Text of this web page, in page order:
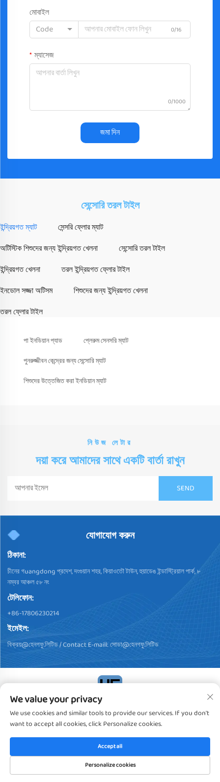
মোবাইল
Code
0/16
ম্যাসেজ
0/1000
জমা দিন
সেন্সোরি তরল টাইল
ইন্দ্রিয়গত ম্যাট সেন্সরি ফ্লোর ম্যাট
অটিস্টিক শিশুদের জন্য ইন্দ্রিয়গত খেলনা সেন্সোরি তরল টাইল
ইন্দ্রিয়গত খেলনা তরল ইন্দ্রিয়গত ফ্লোর টাইল
ইনডোল সজ্জা অটিসম শিশুদের জন্য ইন্দ্রিয়গত খেলনা
তরল ফ্লোর টাইল
পা ইনডিয়ান প্যাড
প্লেরুম সেনসরি ম্যাট
পুনরুজ্জীবন কেন্দ্রের জন্য সেন্সোরি ম্যাট
শিশুদের উত্তেজিত করা ইনডিয়ান ম্যাট
নিউজ লেটার
দয়া করে আমাদের সাথে একটি বার্তা রাখুন
যোগাযোগ করুন
ঠিকানা:
চীনের গuangdong প্রদেশ, দংগুয়ান শহর, কিয়াওতৌ টাউন, হুয়াডেঙ ইন্ডাস্ট্রিয়াল পার্ক, ৮
নম্বর আঞ্চল ৫৮ নং
টেলিফোন:
+86-17806230214
ইমেইল:
বিক্রয়@হেনগফু.লিটিড/ Contact E-maill:সোডা@হেনগফু.লিটিড
কপিরাইট © 2024, ডংগুয়ান হেন্গফু প্লাস্টিক প্রোডাক্টস কো., লিমিটেড। সব অধিকার
সংরক্ষিতগোপনীয়তা নীতি
We value your privacy
We use cookies and similar tools to provide our services. If you don't
want to accept all cookies, click Personalize cookies.
Personalize cookies
Accept all